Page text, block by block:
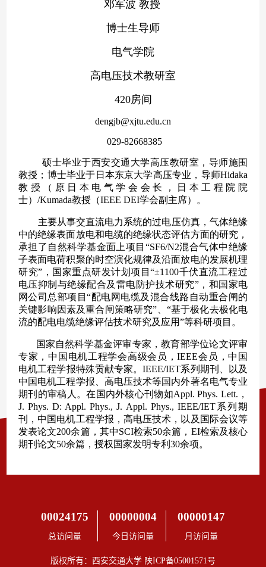
00024175
总访问量
00000004
今日访问量
00000147
月访问量
版权所有：西安交通大学 陕ICP备05001571号